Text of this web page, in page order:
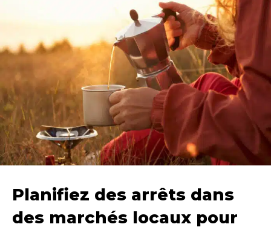
Planifiez des arrêts dans
des marchés locaux pour